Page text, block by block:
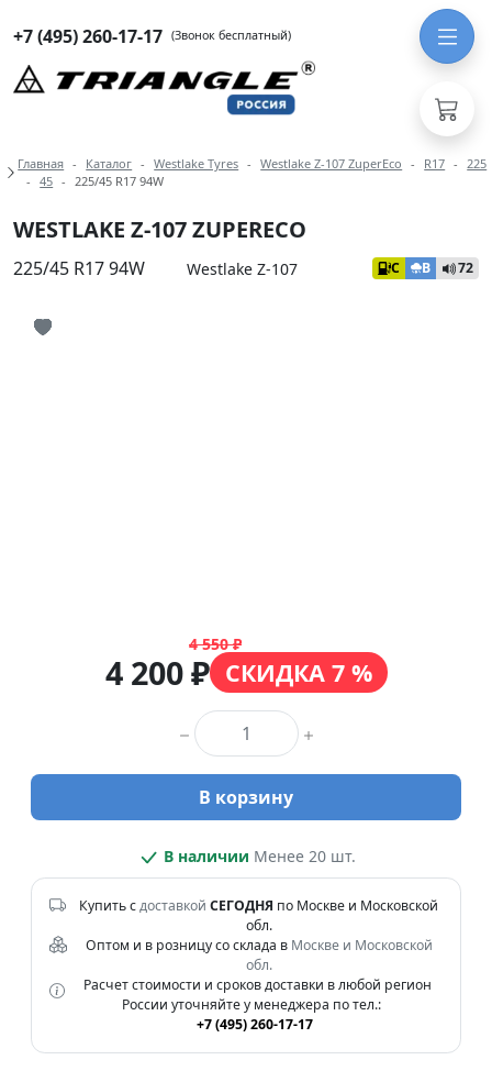
+7 (495) 260-17-17 (Звонок бесплатный)
Навигация по разделам модели
Главная Каталог Westlake Tyres Westlake Z-107 ZuperEco R17
225
45
225/45 R17 94W
WESTLAKE Z-107 ZUPERECO
225/45 R17 94W Westlake Z-107 C B 72
4 550 ₽
4 200 ₽ СКИДКА 7 %
Количество товара
В корзину
В наличии Менее 20 шт.
Купить сдоставкой СЕГОДНЯ по Москве и Московской
обл.
Оптом и в розницу со склада в Москве и Московской
обл.
Расчет стоимости и сроков доставки в любой регион
России уточняйте у менеджера по тел.:
+7 (495) 260-17-17